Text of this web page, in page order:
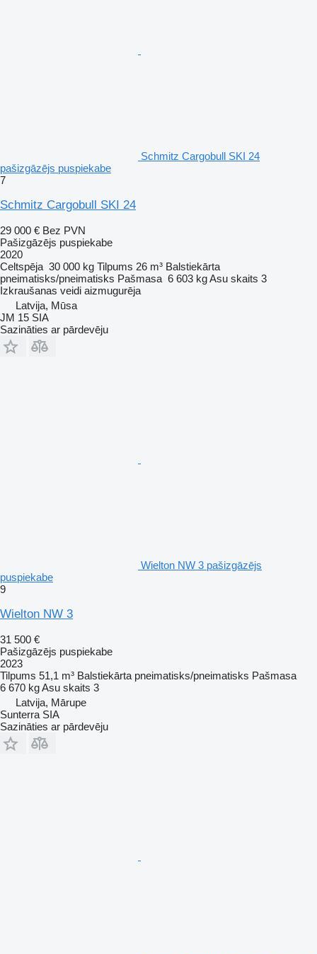
Schmitz Cargobull SKI 24
pašizgāzējs puspiekabe
7
Schmitz Cargobull SKI 24
29 000 € Bez PVN
Pašizgāzējs puspiekabe
2020
Celtspēja 30 000 kg Tilpums 26 m³ Balstiekārta
pneimatisks/pneimatisks Pašmasa 6 603 kgAsu skaits 3
Izkraušanas veidi aizmugurēja
Latvija, Mūsa
JM 15 SIA
Sazināties ar pārdevēju
Wielton NW 3 pašizgāzējs
puspiekabe
9
Wielton NW 3
31 500 €
Pašizgāzējs puspiekabe
2023
Tilpums 51,1 m³ Balstiekārta pneimatisks/pneimatisks Pašmasa
6 670 kgAsu skaits 3
Latvija, Mārupe
Sunterra SIA
Sazināties ar pārdevēju